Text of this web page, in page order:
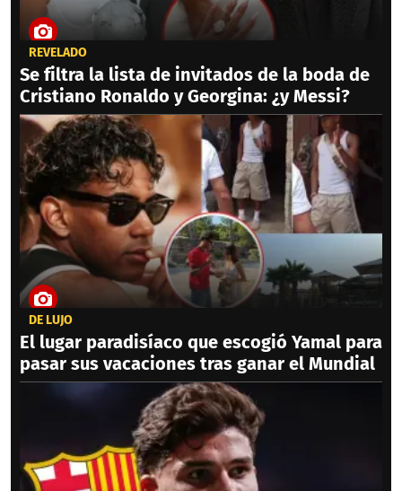
REVELADO
Se filtra la lista de invitados de la boda de
Cristiano Ronaldo y Georgina: ¿y Messi?
DE LUJO
El lugar paradisíaco que escogió Yamal para
pasar sus vacaciones tras ganar el Mundial